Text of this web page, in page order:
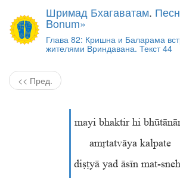
Шримад Бхагаватам.
Bonum»
Глава 82: Кришна и Баларама
жителями Вриндавана. Текст 44
<< Пред.
mayi bhaktir hi
amṛtatvāya kalpate
diṣṭyā yad āsīn mat-